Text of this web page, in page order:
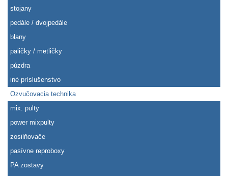
stojany
pedále / dvojpedále
blany
paličky / metličky
púzdra
iné príslušenstvo
Ozvučovacia technika
mix. pulty
power mixpulty
zosilňovače
pasívne reproboxy
PA zostavy